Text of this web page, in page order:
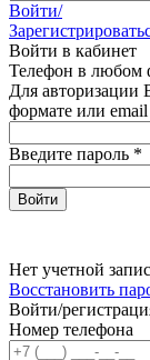
Войти/
Войти в кабинет
Телефон в любом
Для авторизации
формате или email
Введите пароль *
Нет учетной
Восстановить
Войти/
Номер телефона